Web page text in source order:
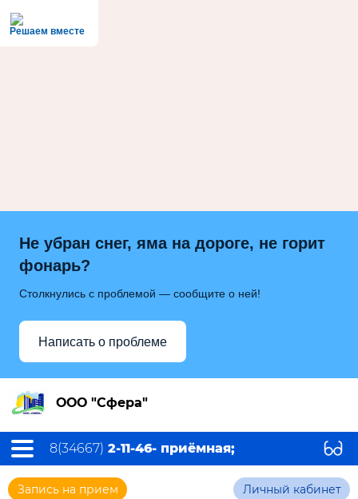
Решаем вместе
Не убран снег, яма на дороге, не горит
фонарь?
Столкнулись с проблемой — сообщите о ней!
Написать о проблеме
ООО "Сфера"
8(34667) 2-11-46- приёмная;
Запись на прием Личный кабинет